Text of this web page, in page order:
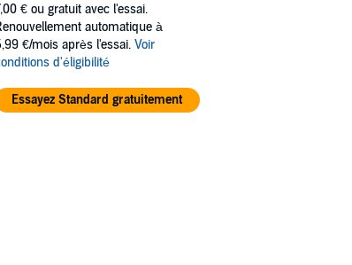
€ ou gratuit avec l'essai.
automatique à
€/mois après l'essai. Voir
d'éligibilité
Essayez Standard gratuitement